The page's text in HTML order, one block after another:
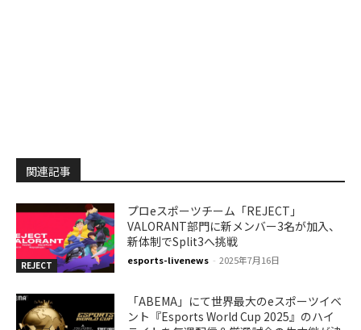
関連記事
REJECT
プロeスポーツチーム「REJECT」
VALORANT部門に新メンバー3名が加入、
新体制でSplit3へ挑戦
esports-livenews - 2025年7月16日
「ABEMA」にて世界最大のeスポーツイベ
ント『Esports World Cup 2025』のハイ